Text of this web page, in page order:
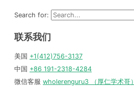
Search for:
联系我们
美国 +1(412)756-3137
中国 +86 191-2318-4284
微信客服 wholerenguru3 （厚仁学术哥）